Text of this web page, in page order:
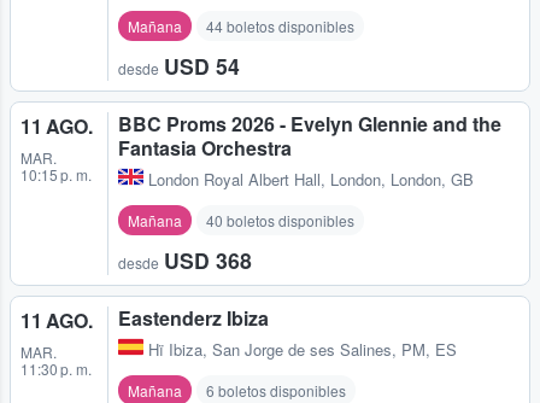
Mañana 44 boletos disponibles
desde USD 54
11 AGO.
MAR.
10:15 p. m.
BBC Proms 2026 - Evelyn Glennie and the
Fantasia Orchestra
London Royal Albert Hall, London, London, GB
Mañana 40 boletos disponibles
desde USD 368
11 AGO.
MAR.
11:30 p. m.
Eastenderz Ibiza
Hï Ibiza, San Jorge de ses Salines, PM, ES
Mañana 6 boletos disponibles